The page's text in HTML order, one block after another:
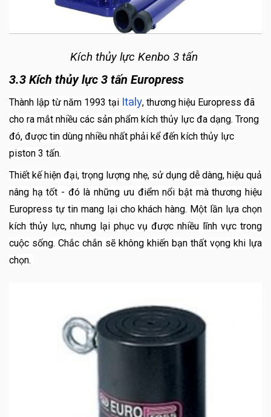
Kích thủy lực Kenbo 3 tấn
3.3 Kích thủy lực 3 tấn Europress
Thành lập từ năm 1993 tại Italy, thương hiệu Europress đã
cho ra mắt nhiều các sản phẩm kích thủy lực đa dạng. Trong
đó, được tin dùng nhiều nhất phải kể đến kích thủy lực
piston 3 tấn.
Thiết kế hiện đại, trọng lượng nhẹ, sử dụng dễ dàng, hiệu quả
nâng hạ tốt - đó là những ưu điểm nổi bật mà thương hiệu
Europress tự tin mang lại cho khách hàng. Một lần lựa chọn
kích thủy lực, nhưng lại phục vụ được nhiều lĩnh vực trong
cuộc sống. Chắc chắn sẽ không khiến bạn thất vọng khi lựa
chọn.